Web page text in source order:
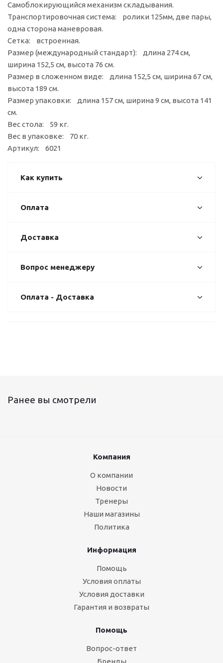
Самоблокирующийся механизм складывания.
Транспортировочная система: ролики 125мм, две пары,
одна сторона маневровая.
Сетка: встроенная.
Размер (международный стандарт): длина 274 см,
ширина 152,5 см, высота 76 см.
Размер в сложенном виде: длина 152,5 см, ширина 67 см,
высота 189 см.
Размер упаковки: длина 157 см, ширина 9 см, высота 141
см.
Вес стола: 59 кг.
Вес в упаковке: 70 кг.
Артикул: 6021
Как купить
Оплата
Доставка
Вопрос менеджеру
Оплата - Доставка
Ранее вы смотрели
Компания
О компании
Новости
Тренеры
Наши магазины
Политика
Информация
Помощь
Условия оплаты
Условия доставки
Гарантия и возвраты
Помощь
Вопрос-ответ
Бренды